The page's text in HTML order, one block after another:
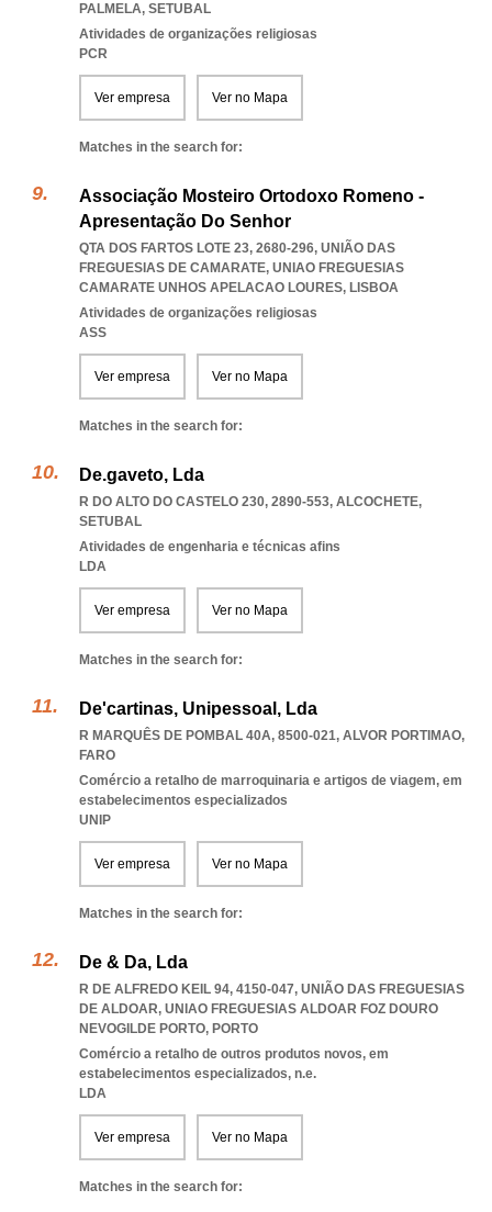
PALMELA, SETUBAL
Atividades de organizações religiosas
PCR
Ver empresa Ver no Mapa
Matches in the search for:
Associação Mosteiro Ortodoxo Romeno -
Apresentação Do Senhor
QTA DOS FARTOS LOTE 23, 2680-296, UNIÃO DAS
FREGUESIAS DE CAMARATE, UNIAO FREGUESIAS
CAMARATE UNHOS APELACAO LOURES, LISBOA
Atividades de organizações religiosas
ASS
Ver empresa Ver no Mapa
Matches in the search for:
De.gaveto, Lda
R DO ALTO DO CASTELO 230, 2890-553, ALCOCHETE,
SETUBAL
Atividades de engenharia e técnicas afins
LDA
Ver empresa Ver no Mapa
Matches in the search for:
De'cartinas, Unipessoal, Lda
R MARQUÊS DE POMBAL 40A, 8500-021, ALVOR PORTIMAO,
FARO
Comércio a retalho de marroquinaria e artigos de viagem, em
estabelecimentos especializados
UNIP
Ver empresa Ver no Mapa
Matches in the search for:
De & Da, Lda
R DE ALFREDO KEIL 94, 4150-047, UNIÃO DAS FREGUESIAS
DE ALDOAR, UNIAO FREGUESIAS ALDOAR FOZ DOURO
NEVOGILDE PORTO, PORTO
Comércio a retalho de outros produtos novos, em
estabelecimentos especializados, n.e.
LDA
Ver empresa Ver no Mapa
Matches in the search for: